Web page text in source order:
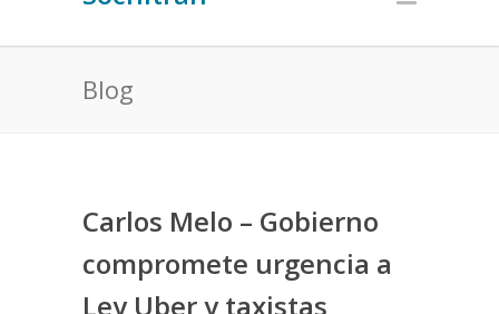
Blog
Carlos Melo – Gobierno
compromete urgencia a
Ley Uber y taxistas